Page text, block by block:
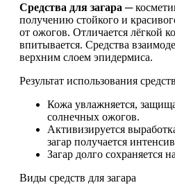
Средства для загара ─
получению стойкого и
от ожогов. Отличается лёгкой
впитывается. Средства
верхним слоем эпидермиса.
Результат использования
Кожа увлажняется,
солнечных ожогов.
Активизируется
загар получается
Загар долго сохраняется
Виды средств для загара